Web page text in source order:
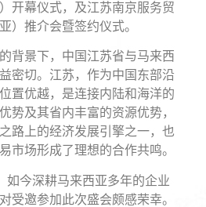
开幕仪式，及江苏南京服务贸
）推介会暨签约仪式。
背景下，中国江苏省与马来西
密切。江苏，作为中国东部沿
置优越，是连接内陆和海洋的
势及其省内丰富的资源优势，
路上的经济发展引擎之一，也
市场形成了理想的合作共鸣。
如今深耕马来西亚多年的企业
受邀参加此次盛会颇感荣幸。